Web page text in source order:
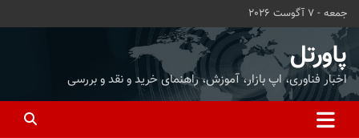
محتوا
بروید
جمعه - 7 آگوست 2026
پاورتل
اخبار فناوری، اپ بازار، آموزش، راهنمای خرید و نقد و بررسی